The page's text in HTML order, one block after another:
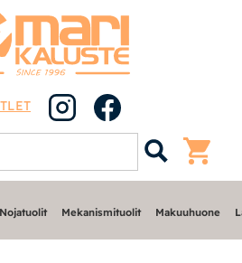
Nojatuolit Mekanismituolit Makuuhuone